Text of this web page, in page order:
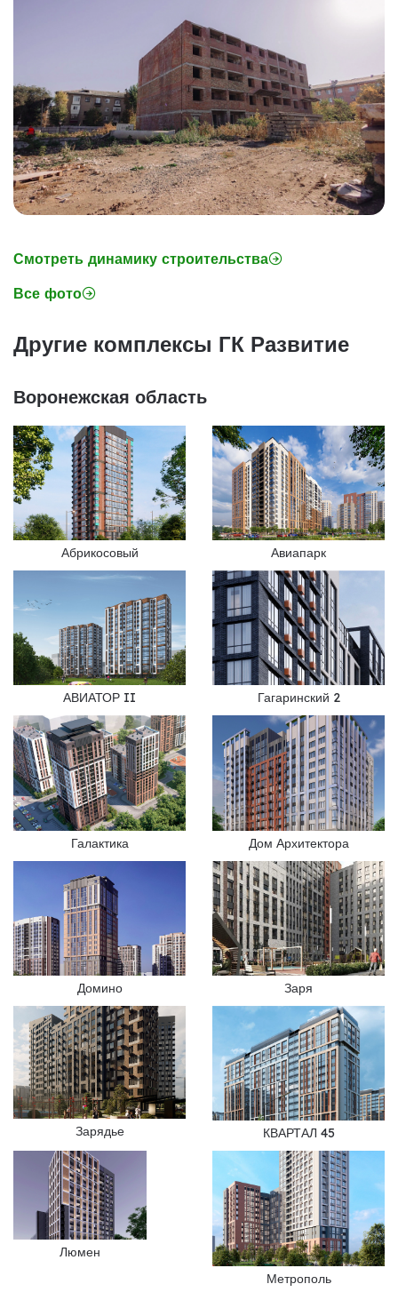
Смотреть динамику строительства
Все фото
Другие комплексы ГК Развитие
Воронежская область
Абрикосовый Авиапарк
АВИАТОР II Гагаринский 2
Галактика Дом Архитектора
Домино Заря
Зарядье КВАРТАЛ 45
Люмен
Метрополь